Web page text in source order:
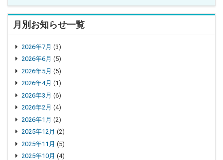
月別お知らせ一覧
2026年7月 (3)
2026年6月 (5)
2026年5月 (5)
2026年4月 (1)
2026年3月 (6)
2026年2月 (4)
2026年1月 (2)
2025年12月 (2)
2025年11月 (5)
2025年10月 (4)